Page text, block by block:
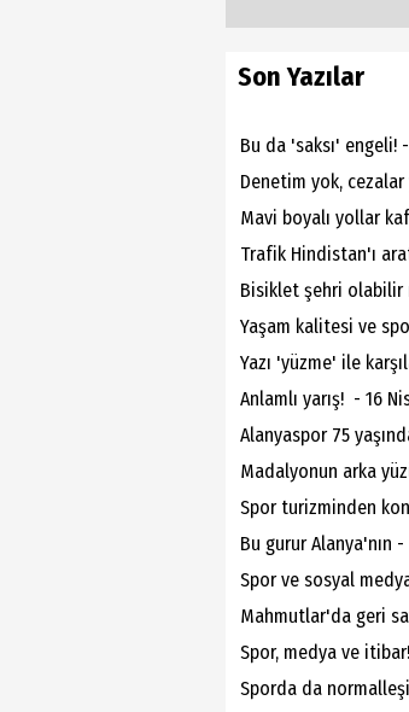
Son Yazılar
Bu da 'saksı' engeli!
Denetim yok,
Mavi boyalı yollar
Trafik Hindistan'ı
Bisiklet şehri olabilir
Yaşam kalitesi ve
Yazı 'yüzme' ile
Anlamlı yarış! - 16
Alanyaspor 75
Madalyonun arka
Spor turizminden
Bu gurur Alanya'nın -
Spor ve sosyal
Mahmutlar'da geri
Spor, medya ve
Sporda da